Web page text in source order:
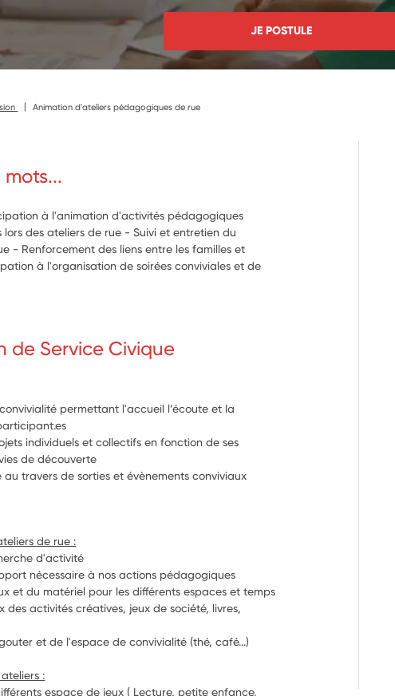
JE POSTULE
Animation d'ateliers pédagogiques de rue
à l'animation d'activités pédagogiques
lors des ateliers de rue - Suivi et entretien du
- Renforcement des liens entre les familles et
à l'organisation de soirées conviviales et de
de Service Civique
permettant l'accueil l’écoute et la
individuels et collectifs en fonction de ses
de découverte
au travers de sorties et évènements conviviaux
de rue :
d'activité
nécessaire à nos actions pédagogiques
et du matériel pour les différents espaces et temps
des activités créatives, jeux de société, livres,
et de l'espace de convivialité (thé, café...)
:
espace de jeux ( Lecture, petite enfance,